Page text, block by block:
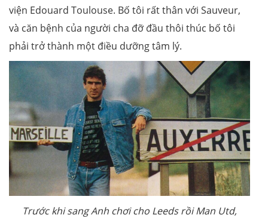
viện Edouard Toulouse. Bố tôi rất thân với Sauveur,
và căn bệnh của người cha đỡ đầu thôi thúc bố tôi
phải trở thành một điều dưỡng tâm lý.
Trước khi sang Anh chơi cho Leeds rồi Man Utd,